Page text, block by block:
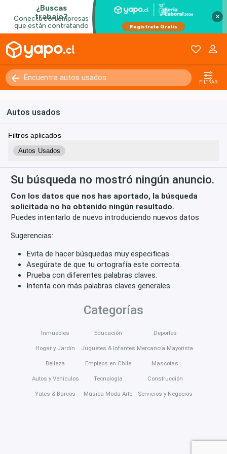
×
FILTRAR
Autos usados
Filtros aplicados
Autos Usados
Su búsqueda no mostró ningún anuncio.
Con los datos que nos has aportado, la búsqueda
solicitada no ha obtenido ningún resultado.
Puedes intentarlo de nuevo introduciendo nuevos datos
Sugerencias:
Evita de hacer búsquedas muy especificas
Asegúrate de que tu ortografía este correcta.
Prueba con diferentes palabras claves.
Intenta con más palabras claves generales.
Categorías
Inmuebles
Hogar y Jardín
Belleza
Autos y Vehículos
Yates & Barcos
Educación
Juguetes & Infantes
Empleos en Chile
Tecnología
Música Moda Arte
Deportes
Mercancía Mayorista
Mascotas
Construcción
Servicios y Negocios
Kilómetros 0 - 250000+